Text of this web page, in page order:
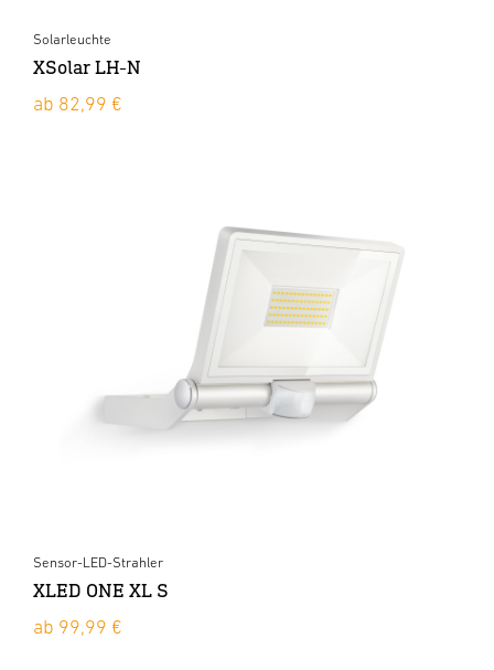
Solarleuchte
XSolar LH-N
ab 82,99 €
Sensor-LED-Strahler
XLED ONE XL S
ab 99,99 €